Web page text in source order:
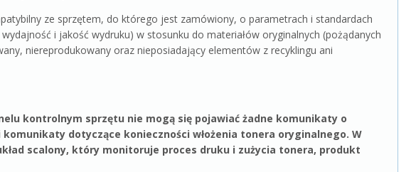
ze sprzętem, do którego jest zamówiony, o parametrach i standardach
i jakość wydruku) w stosunku do materiałów oryginalnych (pożądanych
niereprodukowany oraz nieposiadający elementów z recyklingu ani
kontrolnym sprzętu nie mogą się pojawiać żadne komunikaty o
dotyczące konieczności włożenia tonera oryginalnego. W
scalony, który monitoruje proces druku i zużycia tonera, produkt